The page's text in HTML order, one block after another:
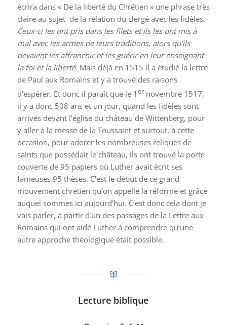
écrira dans « De la liberté du Chrétien » une phrase très
claire au sujet de la relation du clergé avec les fidèles.
Ceux-ci les ont pris dans les filets et ils les ont mis à
mal avec les armes de leurs traditions, alors qu’ils
devaient les affranchir et les guérir en leur enseignant
la foi et la liberté. Mais déjà en 1515 il a étudié la lettre
de Paul aux Romains et y a trouvé des raisons
d’espérer. Et donc il paraît que le 1ernovembre 1517,
il y a donc 508 ans et un jour, quand les fidèles sont
arrivés devant l’église du château de Wittenberg, pour
y aller à la messe de la Toussaint et surtout, à cette
occasion, pour adorer les nombreuses reliques de
saints que possédait le château, ils ont trouvé la porte
couverte de 95 papiers où Luther avait écrit ses
fameuses 95 thèses. C’est le début de ce grand
mouvement chrétien qu’on appelle la réforme et grâce
auquel sommes ici aujourd’hui. C’est donc cela dont je
vais parler, à partir d’un des passages de la Lettre aux
Romains qui ont aidé Luther à comprendre qu’une
autre approche théologique était possible.
Lecture biblique